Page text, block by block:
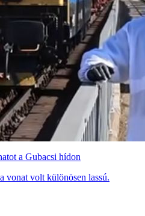
a Gubacsi hídon
vonat volt különösen lassú.